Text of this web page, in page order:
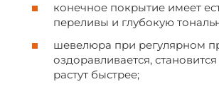
конечное покрытие имеет
переливы и глубокую
шевелюра при регулярном
оздоравливается,
растут быстрее;